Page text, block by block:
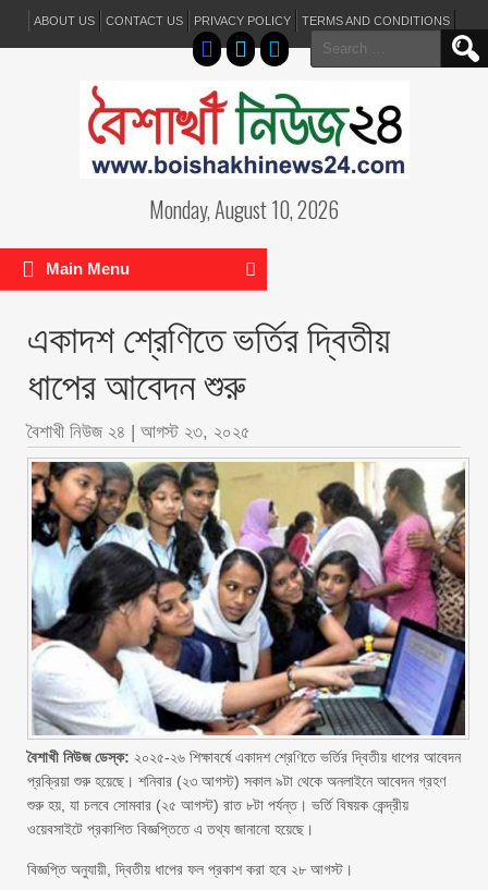
ABOUT US CONTACT US PRIVACY POLICY TERMS AND CONDITIONS
Search
for:
Monday, August 10, 2026
Main Menu
একাদশ শ্রেণিতে ভর্তির দ্বিতীয়
ধাপের আবেদন শুরু
বৈশাখী নিউজ ২৪ | আগস্ট ২৩, ২০২৫
বৈশাখী নিউজ ডেস্ক: ২০২৫-২৬ শিক্ষাবর্ষে একাদশ শ্রেণিতে ভর্তির দ্বিতীয় ধাপের আবেদন
প্রক্রিয়া শুরু হয়েছে। শনিবার (২৩ আগস্ট) সকাল ৯টা থেকে অনলাইনে আবেদন গ্রহণ
শুরু হয়, যা চলবে সোমবার (২৫ আগস্ট) রাত ৮টা পর্যন্ত। ভর্তি বিষয়ক কেন্দ্রীয়
ওয়েবসাইটে প্রকাশিত বিজ্ঞপ্তিতে এ তথ্য জানানো হয়েছে।
বিজ্ঞপ্তি অনুযায়ী, দ্বিতীয় ধাপের ফল প্রকাশ করা হবে ২৮ আগস্ট।